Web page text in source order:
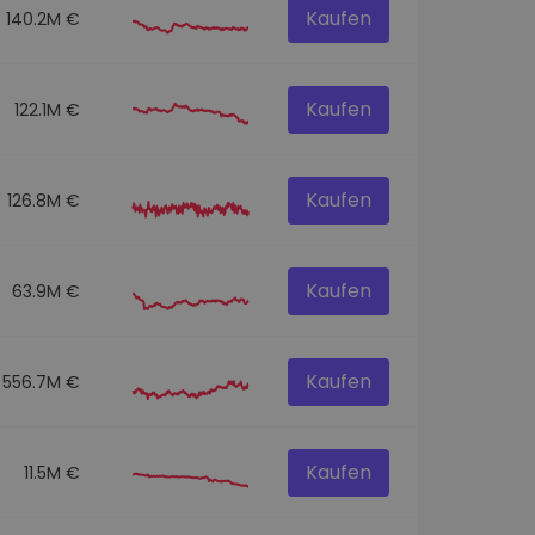
140.2M € Kaufen
122.1M € Kaufen
126.8M € Kaufen
63.9M € Kaufen
556.7M € Kaufen
11.5M € Kaufen